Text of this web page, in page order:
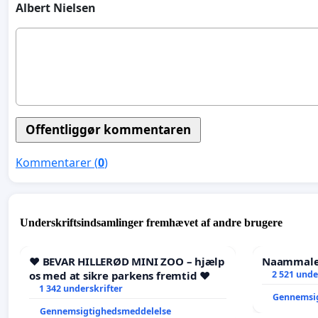
Albert Nielsen
Kommentarer (0)
Underskriftsindsamlinger fremhævet af andre brugere
❤️ BEVAR HILLERØD MINI ZOO – hjælp
os med at sikre parkens fremtid ❤️
1 342 underskrifter
Gennemsigtighedsmeddelelse
2 521